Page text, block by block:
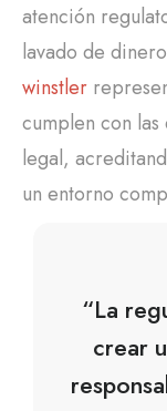
atención
lavado de
winstler
cumplen con
legal,
un entorno
“La
crear